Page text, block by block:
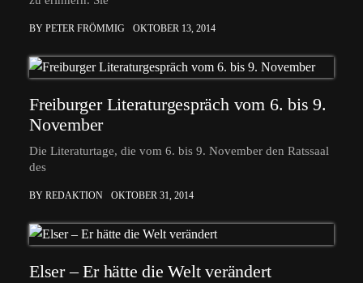
BY PETER FRÖMMIG OKTOBER 13, 2014
Freiburger Literaturgespräch vom 6. bis 9.
November
Die Literaturtage, die vom 6. bis 9. November den Ratssaal
des
BY REDAKTION OKTOBER 31, 2014
Elser – Er hätte die Welt verändert